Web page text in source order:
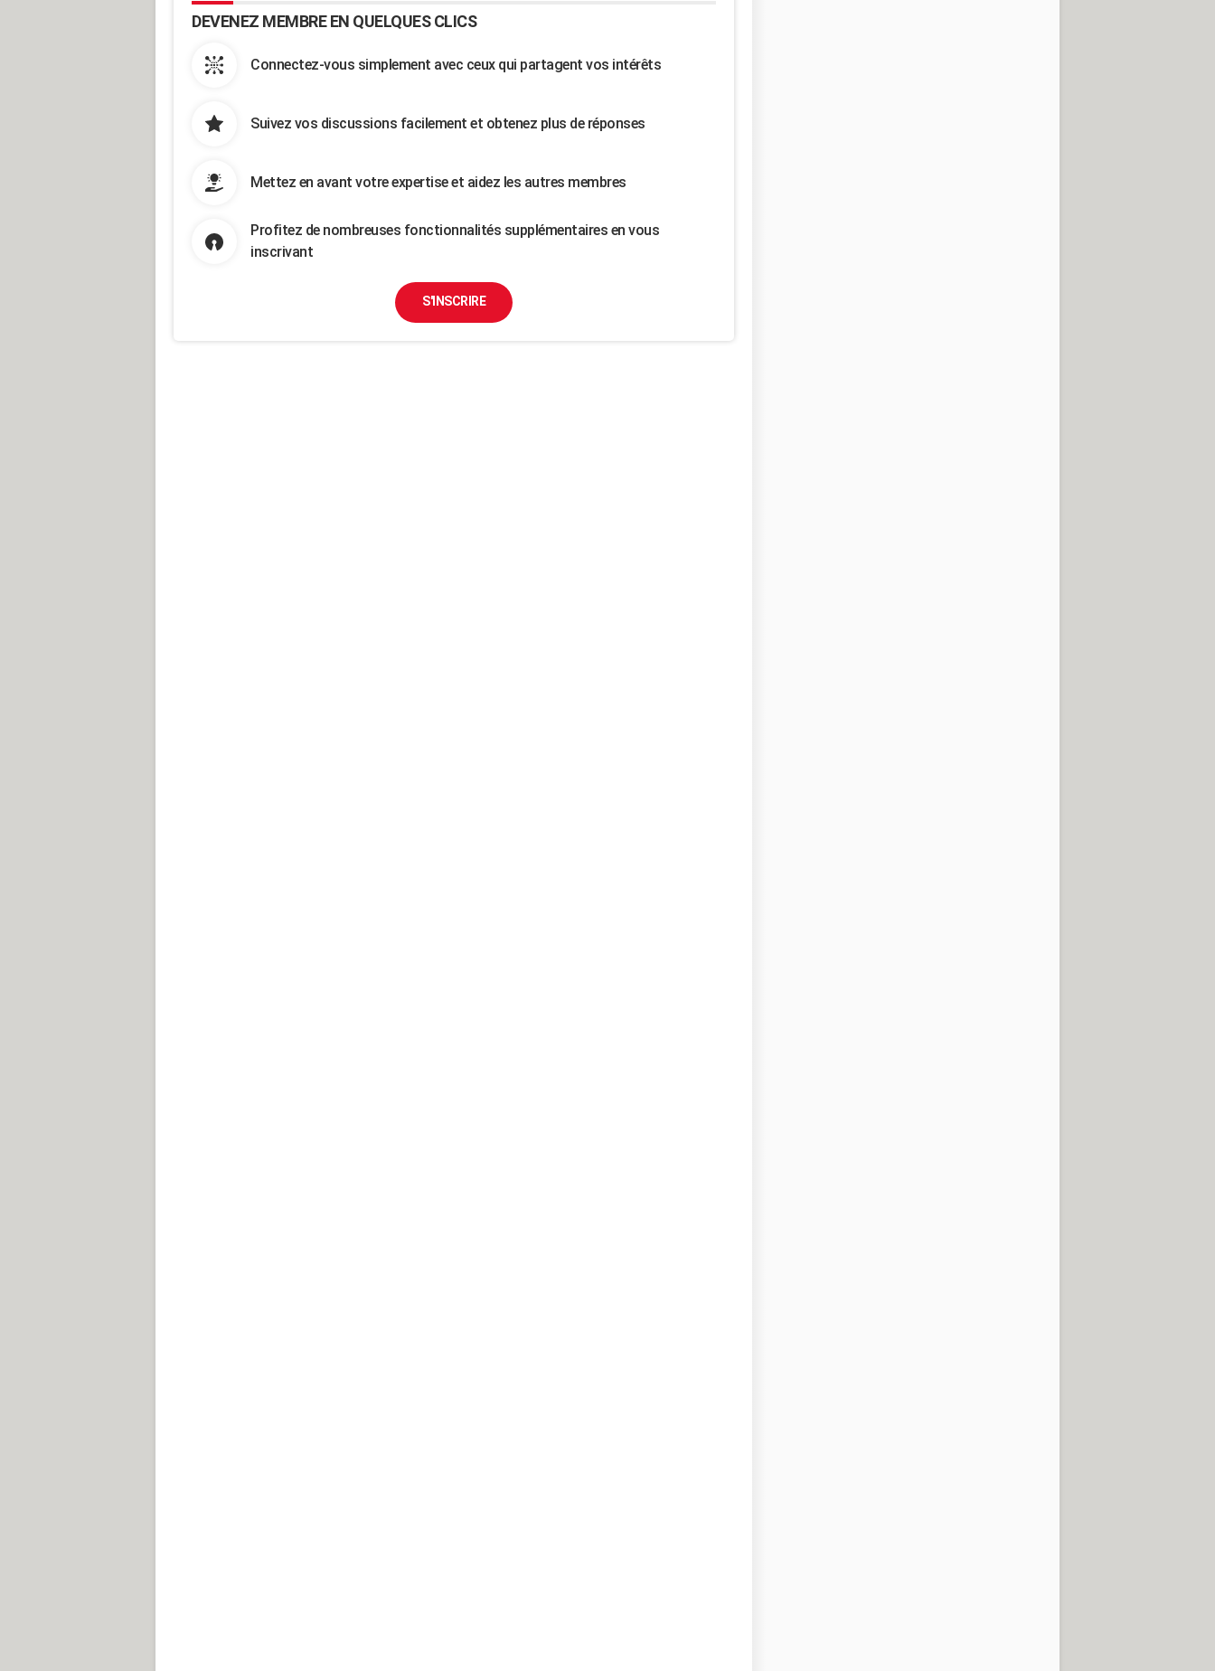
DEVENEZ MEMBRE EN QUELQUES CLICS
Connectez-vous simplement avec ceux qui partagent vos intérêts
Suivez vos discussions facilement et obtenez plus de réponses
Mettez en avant votre expertise et aidez les autres membres
Profitez de nombreuses fonctionnalités supplémentaires en vous
inscrivant
S'INSCRIRE